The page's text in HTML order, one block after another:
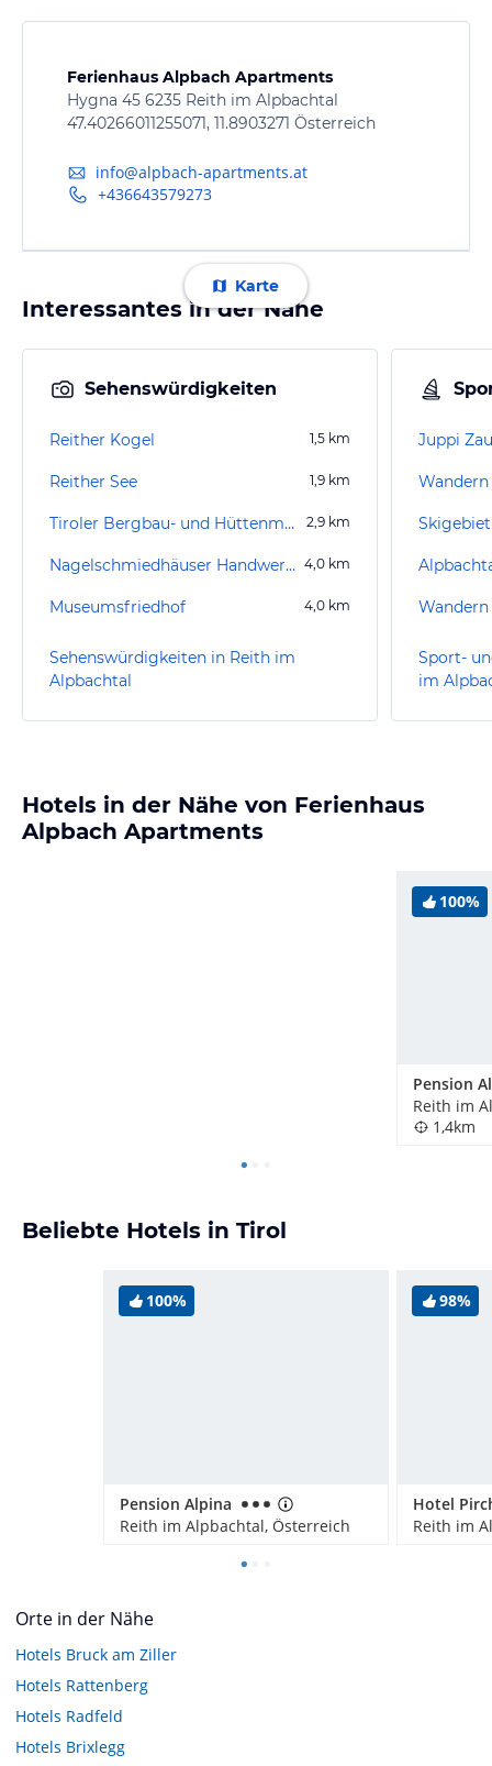
Ferienhaus Alpbach Apartments
Hygna 45 6235 Reith im Alpbachtal
47.40266011255071, 11.8903271 Österreich
info@alpbach-apartments.at
+436643579273
Karte
Interessantes in der Nähe
Sehenswürdigkeiten
Reither Kogel 1,5 km
Reither See 1,9 km
Tiroler Bergbau- und Hüttenmuseum 2,9 km
Nagelschmiedhäuser Handwerkskunst-Museum 4,0 km
Museumsfriedhof 4,0 km
Sehenswürdigkeiten in Reith im
Alpbachtal
Juppi
Sport-
im
Hotels in der Nähe von Ferienhaus
Alpbach Apartments
100%
Pension
Reith im
1,4km
Beliebte Hotels in Tirol
100%
Pension Alpina
Reith im Alpbachtal, Österreich
98%
Hotel
Reith im
Orte in der Nähe
Hotels Bruck am Ziller
Hotels Rattenberg
Hotels Radfeld
Hotels Brixlegg